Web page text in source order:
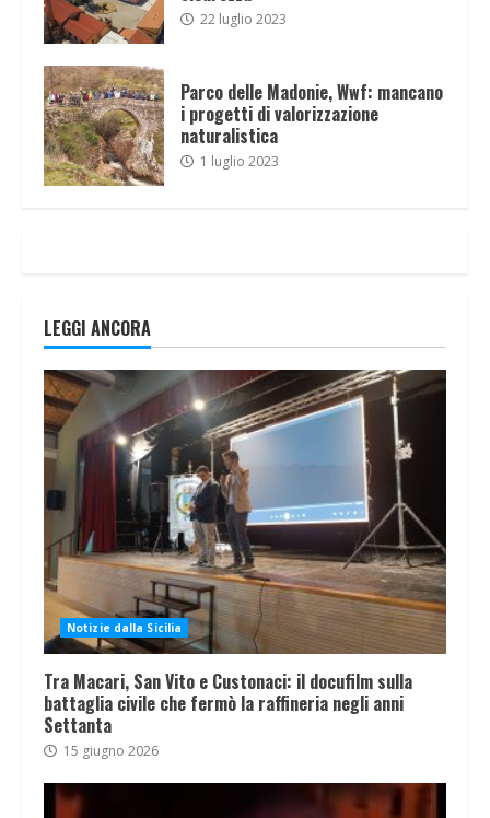
22 luglio 2023
Parco delle Madonie, Wwf: mancano
i progetti di valorizzazione
naturalistica
1 luglio 2023
LEGGI ANCORA
Notizie dalla Sicilia
Tra Macari, San Vito e Custonaci: il docufilm sulla
battaglia civile che fermò la raffineria negli anni
Settanta
15 giugno 2026